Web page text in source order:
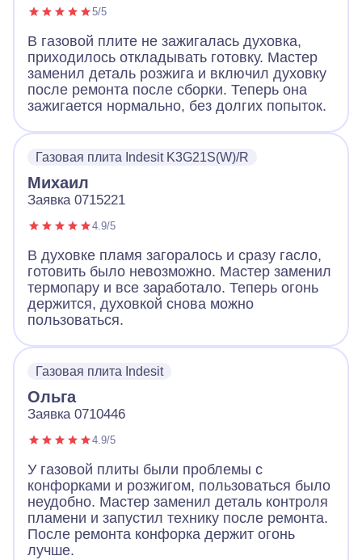
5/5
В газовой плите не зажигалась духовка,
приходилось откладывать готовку. Мастер
заменил деталь розжига и включил духовку
после ремонта после сборки. Теперь она
зажигается нормально, без долгих попыток.
Газовая плита Indesit K3G21S(W)/R
Михаил
Заявка 0715221
4.9/5
В духовке пламя загоралось и сразу гасло,
готовить было невозможно. Мастер заменил
термопару и все заработало. Теперь огонь
держится, духовкой снова можно
пользоваться.
Газовая плита Indesit
Ольга
Заявка 0710446
4.9/5
У газовой плиты были проблемы с
конфорками и розжигом, пользоваться было
неудобно. Мастер заменил деталь контроля
пламени и запустил технику после ремонта.
После ремонта конфорка держит огонь
лучше.